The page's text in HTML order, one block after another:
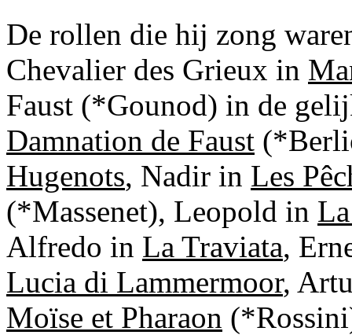
De rollen die hij zong
Chevalier des Grieux in
Faust (*Gounod) in de
Damnation de Faust
Hugenots, Nadir in Les
(*Massenet), Leopold in
Alfredo in La Traviata,
Lucia di Lammermoor,
Moïse et Pharaon